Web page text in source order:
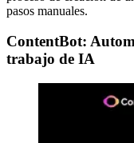
pasos manuales.
ContentBot:
trabajo de IA